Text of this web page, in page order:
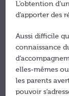
L’obtention
d’apporter des
Aussi difficile
connaissance
elles-mêmes
les parents
pouvoir